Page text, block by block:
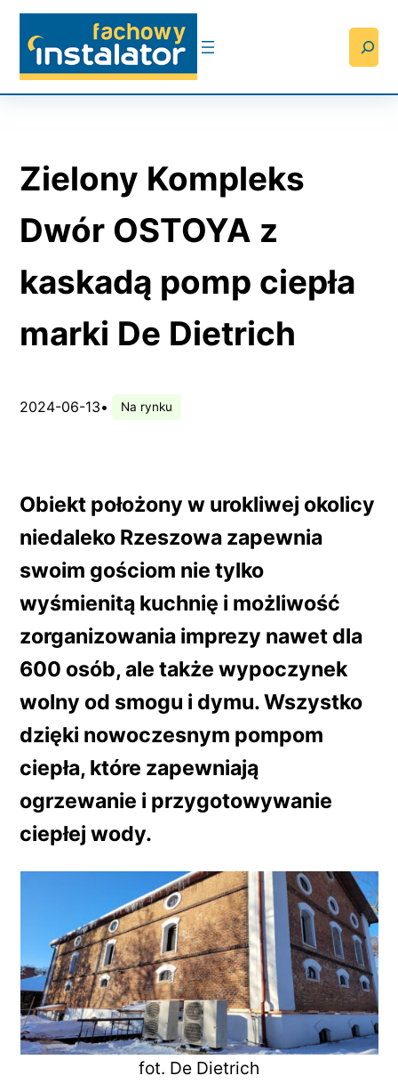
Przejdź
treści
Zielony Kompleks
Dwór OSTOYA z
kaskadą pomp ciepła
marki De Dietrich
2024-06-13• Na rynku
Obiekt położony w urokliwej okolicy
niedaleko Rzeszowa zapewnia
swoim gościom nie tylko
wyśmienitą kuchnię i możliwość
zorganizowania imprezy nawet dla
600 osób, ale także wypoczynek
wolny od smogu i dymu. Wszystko
dzięki nowoczesnym pompom
ciepła, które zapewniają
ogrzewanie i przygotowywanie
ciepłej wody.
fot. De Dietrich